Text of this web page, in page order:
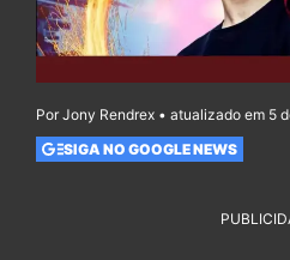
Por Jony Rendrex • atualizado em 5
SIGA NO GOOGLE NEWS